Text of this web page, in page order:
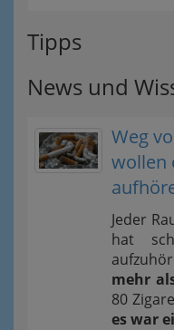
Tipps
News und
Weg
wollen
Jeder
hat
mehr
80
es war